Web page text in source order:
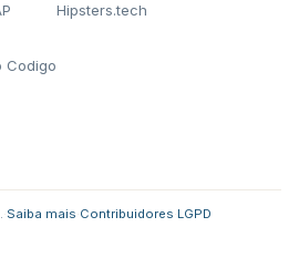
Codigo
Hipsters.tech
Saiba mais Contribuidores LGPD